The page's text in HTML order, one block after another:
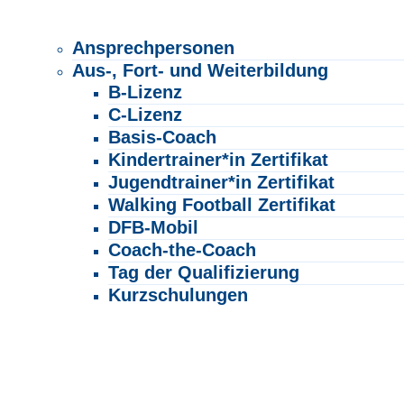
Ansprechpersonen
Aus-, Fort- und Weiterbildung
B-Lizenz
C-Lizenz
Basis-Coach
Kindertrainer*in Zertifikat
Jugendtrainer*in Zertifikat
Walking Football Zertifikat
DFB-Mobil
Coach-the-Coach
Tag der Qualifizierung
Kurzschulungen